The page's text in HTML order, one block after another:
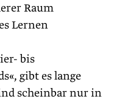
Raum
Lernen
bis
gibt es lange
scheinbar nur in